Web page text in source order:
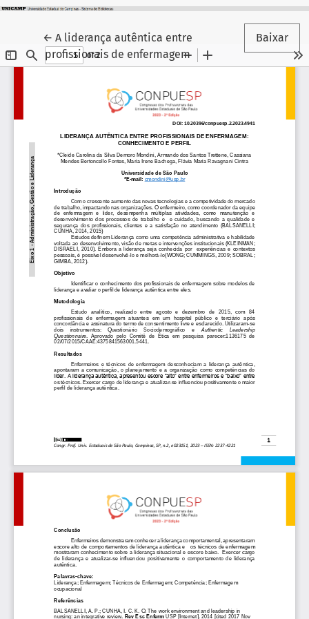
← Voltar aos Detalhes do Artigo
A liderança autêntica entre
profissionais de enfermagem
Baixar